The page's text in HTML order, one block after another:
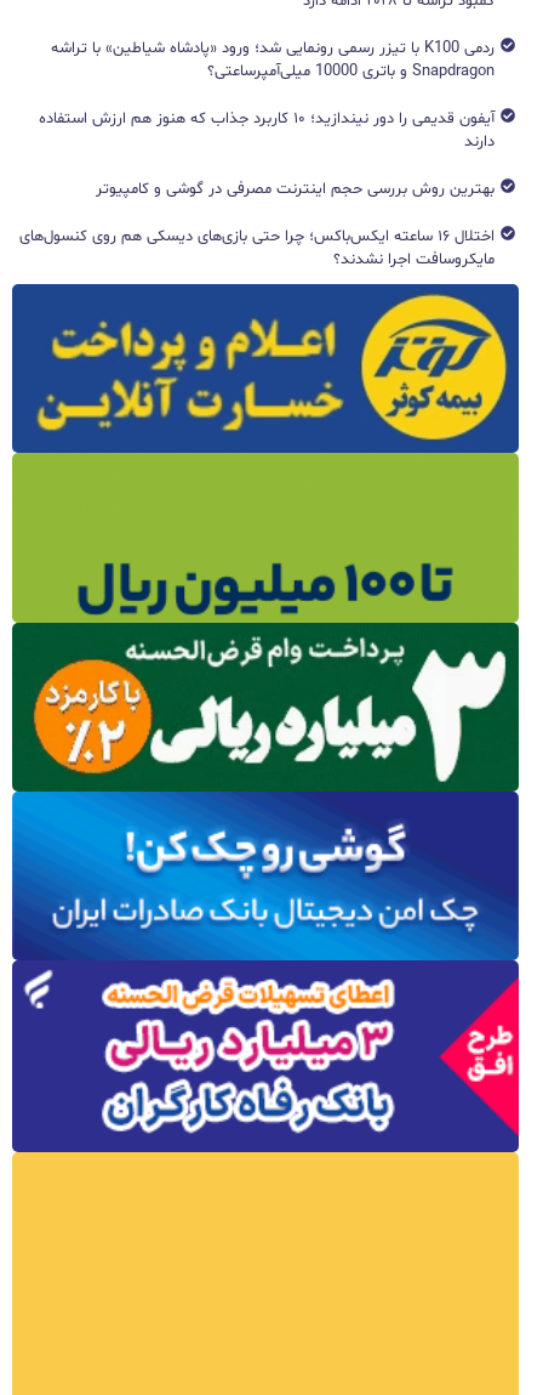
ردمی K100 با تیزر رسمی رونمایی شد؛ ورود «پادشاه شیاطین» با تراشه
Snapdragon و باتری 10000 میلی‌آمپرساعتی؟
آیفون قدیمی را دور نیندازید؛ ۱۰ کاربرد جذاب که هنوز هم ارزش استفاده
دارند
بهترین روش بررسی حجم اینترنت مصرفی در گوشی و کامپیوتر
اختلال ۱۶ ساعته ایکس‌باکس؛ چرا حتی بازی‌های دیسکی هم روی کنسول‌های
مایکروسافت اجرا نشدند؟